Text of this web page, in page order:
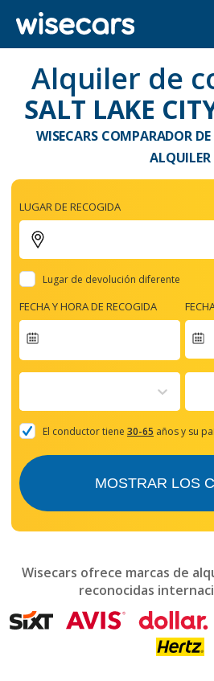
Alquiler de
SALT LAKE
WISECARS COMPARADOR
ALQUILER
LUGAR DE RECOGIDA
Lugar de devolución diferente
FECHA Y HORA DE RECOGIDA
forward
with
the
and
mark
get
the
El conductor tiene 30-65 años y su
MOSTRAR LOS
Wisecars ofrece marcas de
reconocidas